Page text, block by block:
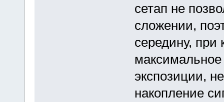
сетап не
сложении,
середину, при
экспозиции,
накопление